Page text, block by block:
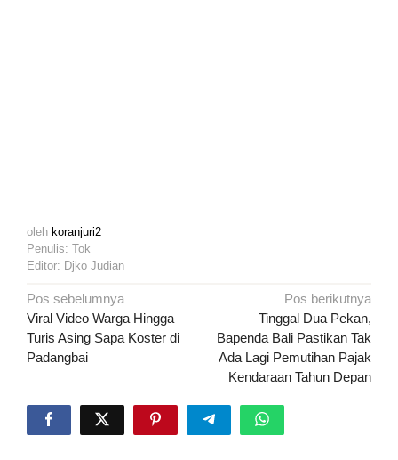
oleh koranjuri2
Penulis: Tok
Editor: Djko Judian
Navigasi
pos
Pos sebelumnya
Viral Video Warga Hingga
Turis Asing Sapa Koster di
Padangbai
Pos berikutnya
Tinggal Dua Pekan,
Bapenda Bali Pastikan Tak
Ada Lagi Pemutihan Pajak
Kendaraan Tahun Depan